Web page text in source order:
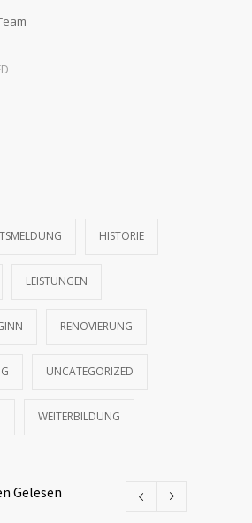
HISTORIE
LEISTUNGEN
RENOVIERUNG
UNCATEGORIZED
WEITERBILDUNG
Gelesen